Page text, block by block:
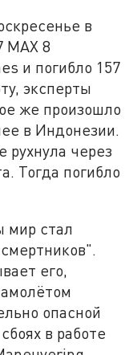
в
MАХ 8
и погибло 157
эксперты
же произошло
в Индонезии.
через
Тогда погибло
мир стал
его,
опасной
в работе